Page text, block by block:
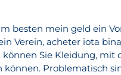
besten mein geld ein
Verein, acheter iota
können Sie Kleidung,
können. Problematisch